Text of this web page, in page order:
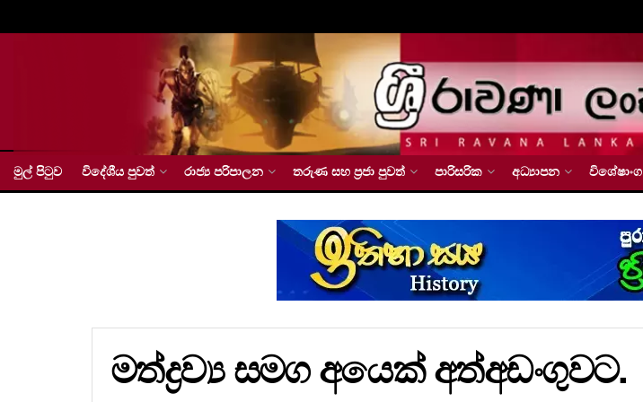
මුල් පිටුව විදේශීය පුවත් රාජ්‍ය පරිපාලන තරුණ සහ ප්‍රජා පුවත් පාරිසරික අධ්‍යාපන විශේෂාංග
මත්ද්‍රව්‍ය සමග අයෙක් අත්අඩංගුවට.